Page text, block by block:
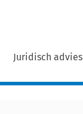
Juridisch advies